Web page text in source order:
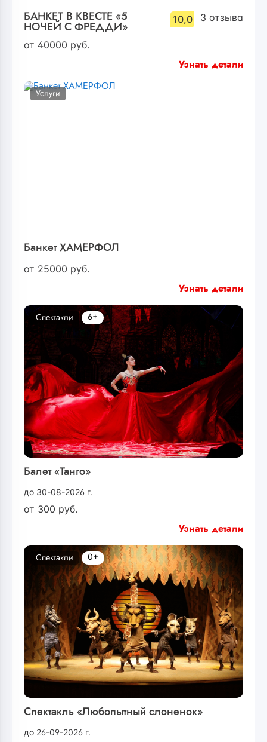
БАНКЕТ В КВЕСТЕ «5
НОЧЕЙ С ФРЕДДИ»
10,0 3 отзыва
от 40000 руб.
Узнать детали
Банкет ХАМЕРФОЛ
от 25000 руб.
Услуги
Узнать детали
Балет «Танго»
до 30-08-2026 г.
от 300 руб.
Спектакли 6+
Узнать детали
Спектакль «Любопытный слоненок»
до 26-09-2026 г.
Спектакли 0+